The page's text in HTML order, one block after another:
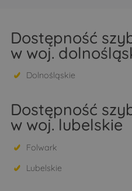
Dostępność
w woj.
Dolnośląskie
Dostępność
w woj. lubelskie
Folwark
Lubelskie